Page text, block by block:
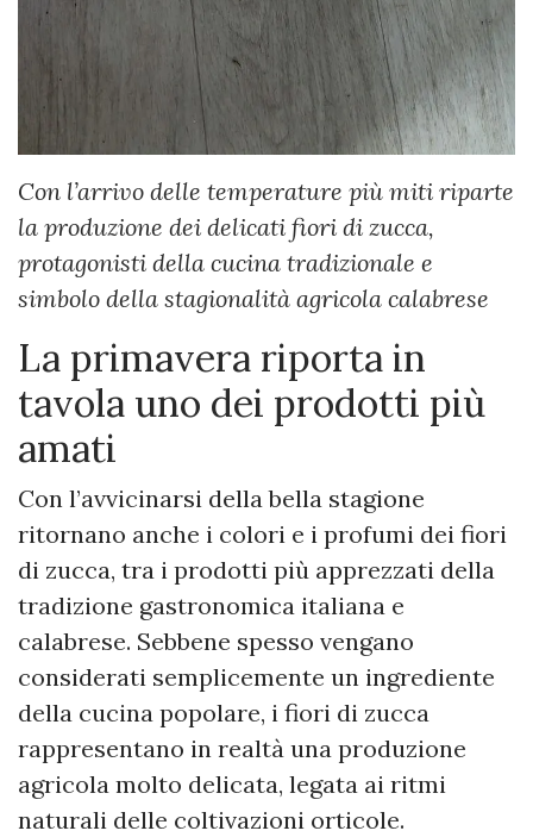
Con l’arrivo delle temperature più miti riparte
la produzione dei delicati fiori di zucca,
protagonisti della cucina tradizionale e
simbolo della stagionalità agricola calabrese
La primavera riporta in
tavola uno dei prodotti più
amati
Con l’avvicinarsi della bella stagione
ritornano anche i colori e i profumi dei fiori
di zucca, tra i prodotti più apprezzati della
tradizione gastronomica italiana e
calabrese. Sebbene spesso vengano
considerati semplicemente un ingrediente
della cucina popolare, i fiori di zucca
rappresentano in realtà una produzione
agricola molto delicata, legata ai ritmi
naturali delle coltivazioni orticole.